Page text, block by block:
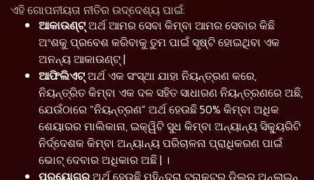
ଏହି ଗୋପନୀୟତା ନୀତିର ଉଦ୍ଦେଶ୍ୟ ପାଇଁ:
ଆକାଉଣ୍ଟ୍ଅର୍ଥ ଆମର ସେବା କିମ୍ବା ଆମର ସେବାର କିଛି
ଅଂଶକୁ ପ୍ରବେଶ କରିବାକୁ ତୁମ ପାଇଁ ସୃଷ୍ଟି ହୋଇଥିବା ଏକ
ଅନନ୍ୟ ଆକାଉଣ୍ଟ୍ |
ଆଫିଲିଏଟ୍ଅର୍ଥ ଏକ ସଂସ୍ଥା ଯାହା ନିୟନ୍ତ୍ରଣ କରେ,
ନିୟନ୍ତ୍ରିତ କିମ୍ବା ଏକ ଦଳ ସହିତ ସାଧାରଣ ନିୟନ୍ତ୍ରଣରେ ଅଛି,
ଯେଉଁଠାରେ “ନିୟନ୍ତ୍ରଣ” ଅର୍ଥ ହେଉଛି 50% କିମ୍ବା ଅଧିକ
ଶେୟାରର ମାଲିକାନା, ଇକ୍ୱିଟି ସୁଧ କିମ୍ବା ଅନ୍ୟାନ୍ୟ ସିକ୍ୟୁରିଟି
ନିର୍ଦ୍ଦେଶକ କିମ୍ବା ଅନ୍ୟାନ୍ୟ ପରିଚାଳନା ପ୍ରାଧିକରଣ ପାଇଁ
ଭୋଟ୍ ଦେବାର ଅଧିକାର ଅଛି | ।
ପ୍ରୟୋଗରଅର୍ଥ ହେଉଛି ମହିନ୍ଦ୍ରା ଟ୍ରାକ୍ଟର ଡିଲର ଅନ୍ଲାଇନ୍